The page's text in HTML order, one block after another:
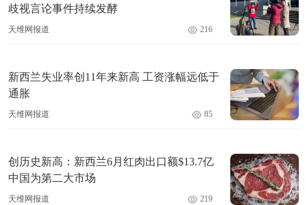
歧视言论事件持续发酵
天维网报道 216
新西兰失业率创11年来新高 工资涨幅远低于
通胀
天维网报道 85
创历史新高：新西兰6月红肉出口额$13.7亿
中国为第二大市场
天维网报道 219